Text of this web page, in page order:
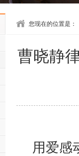
您现在的位置是：
曹晓静
用爱感